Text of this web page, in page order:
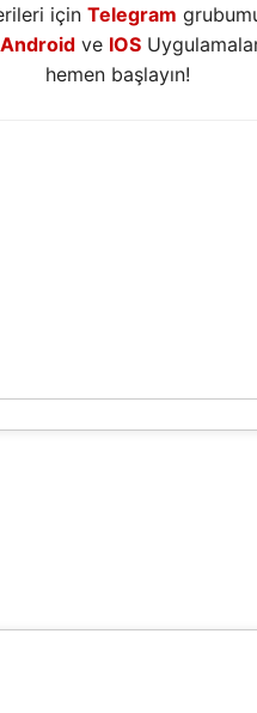
için Telegram
Androidve IOS
hemen başlayın!